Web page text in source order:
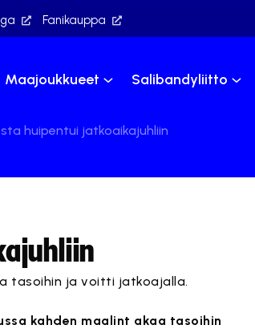
Fanikauppa
Maajoukkueet Salibandyliitto
huipentui jatkoaikajuhliin
tasoihin ja voitti jatkoajalla.
kahden maalint akaa tasoihin